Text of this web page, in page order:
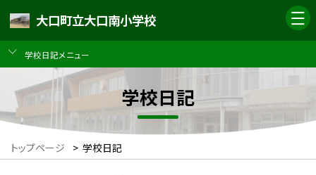
大口町立大口南小学校
学校日記メニュー
学校日記
トップページ > 学校日記